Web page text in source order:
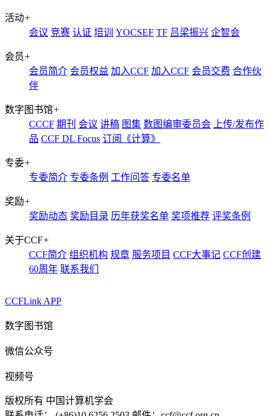
活动+
会议 竞赛 认证 培训 YOCSEF TF 吕梁振兴 企智会
会员+
会员简介 会员权益 加入CCF 加入CCF 会员交费 合作伙
伴
数字图书馆+
CCCF 期刊 会议 讲稿 图集 数图编审委员会
上传/发布作
品 CCF DL Focus 订阅《计算》
专委+
专委简介 专委条例 工作问答 专委名单
奖励+
奖励动态 奖励目录 历年获奖名单 奖项推荐 评奖条例
关于CCF+
CCF简介 组织机构 规章 服务项目 CCF大事记 CCF创建
60周年 联系我们
CCFLink APP
数字图书馆
微信公众号
视频号
版权所有 中国计算机学会